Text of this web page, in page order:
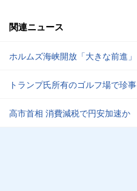
関連ニュース
ホルムズ海峡開放「大きな前進」
トランプ氏所有のゴルフ場で珍事
高市首相 消費減税で円安加速か